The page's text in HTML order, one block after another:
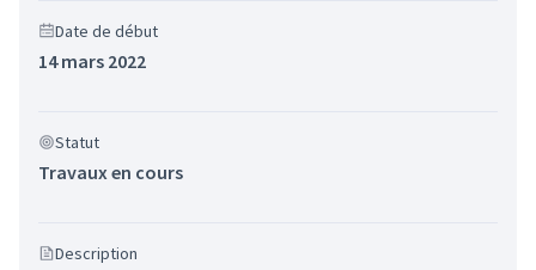
Date de début
14 mars 2022
Statut
Travaux en cours
Description